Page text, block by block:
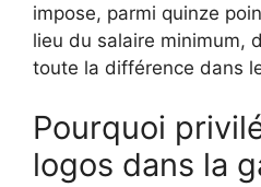
impose, parmi quinze
lieu du salaire minimum,
toute la différence dans
Pourquoi
logos dans la